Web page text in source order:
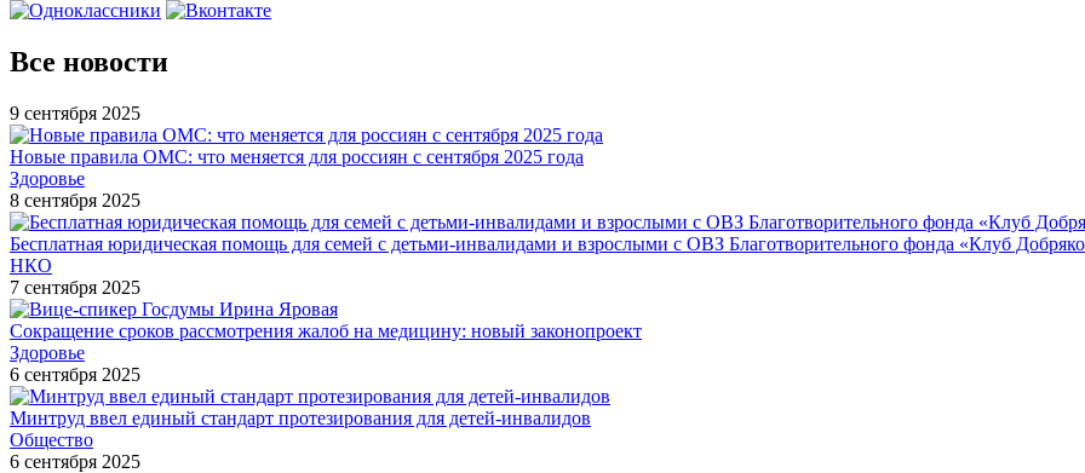
Все новости
9 сентября 2025
Новые правила ОМС: что меняется для россиян с сентября 2025 года
Здоровье
8 сентября 2025
Бесплатная юридическая помощь для семей с детьми-инвалидами и взрослыми с ОВЗ Благотворительного фонда «Клуб
НКО
7 сентября 2025
Сокращение сроков рассмотрения жалоб на медицину: новый законопроект
Здоровье
6 сентября 2025
Минтруд ввел единый стандарт протезирования для детей-инвалидов
Общество
6 сентября 2025